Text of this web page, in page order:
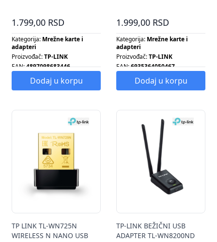
1.799,00 RSD
Kategorija: Mrežne karte i
adapteri
Proizvođač:TP-LINK
EAN:4897098683446
Tip antene:
INTERNA
Dodaj u korpu
1.999,00 RSD
Kategorija: Mrežne karte i
adapteri
Proizvođač:TP-LINK
EAN:6935364050467
Broj antena:
Tip antene:SPOLJAŠNJA
Dodaj u korpu
TP LINK TL-WN725N
WIRELESS N NANO USB
TP-LINK BEŽIČNI USB
ADAPTER TL-WN8200ND